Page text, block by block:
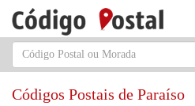
Códigos Postais de Paraíso